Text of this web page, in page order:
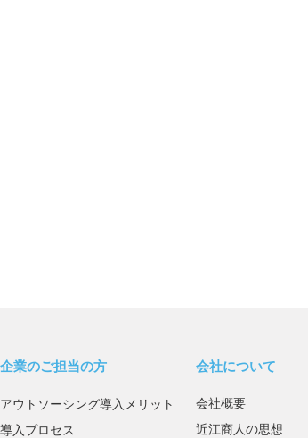
企業のご担当の方
アウトソーシング導入メリット
導入プロセス
会社について
会社概要
近江商人の思想